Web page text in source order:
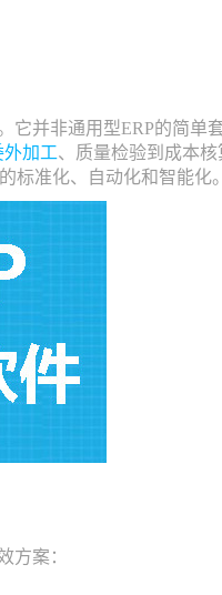
并非通用型ERP的简单
外加工、质量检验到成本
标准化、自动化和智能化。
案：